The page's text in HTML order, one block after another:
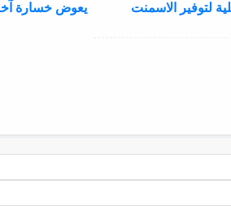
لتوفير الاسمنت
يعوض خسارة